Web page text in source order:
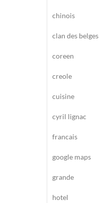
chinois
clan des belges
coreen
creole
cuisine
cyril lignac
francais
google maps
grande
hotel